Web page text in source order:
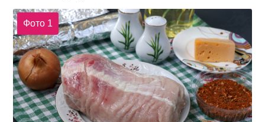
Фото 1